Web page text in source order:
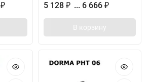
₽ 5 128 ₽ ... 6 666 ₽
В корзину